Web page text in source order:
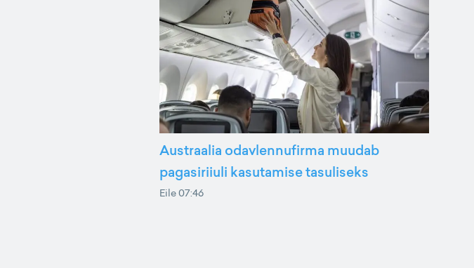
Austraalia odavlennufirma muudab
pagasiriiuli kasutamise tasuliseks
Eile 07:46